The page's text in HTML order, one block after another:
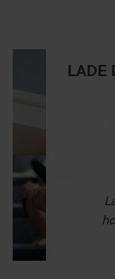
Anwendung:
Nach dem
Conditioners auf
385 ml
LADE